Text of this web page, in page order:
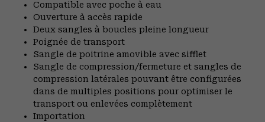
Compatible avec poche à eau
Ouverture à accès rapide
Deux sangles à boucles pleine longueur
Poignée de transport
Sangle de poitrine amovible avec sifflet
Sangle de compression/fermeture et sangles de
compression latérales pouvant être configurées
dans de multiples positions pour optimiser le
transport ou enlevées complètement
Importation